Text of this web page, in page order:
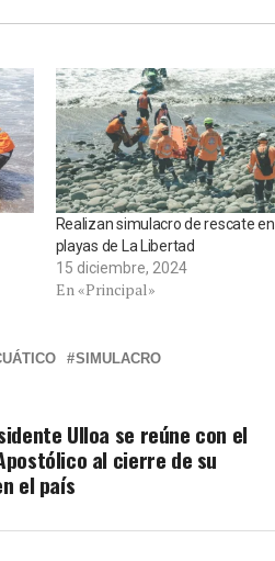
Realizan simulacro de rescate en
playas de La Libertad
15 diciembre, 2024
En «Principal»
SIMULACRO
Ulloa se reúne con el
al cierre de su
el país